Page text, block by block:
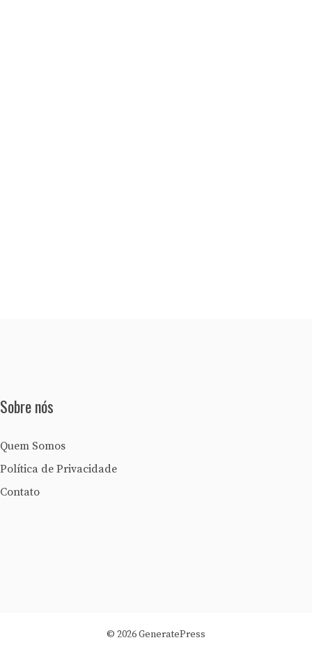
Sobre nós
Quem Somos
Política de Privacidade
Contato
© 2026 GeneratePress